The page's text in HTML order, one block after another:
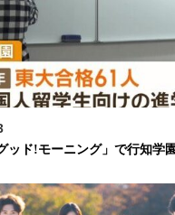
ッド!モーニング」で行知学